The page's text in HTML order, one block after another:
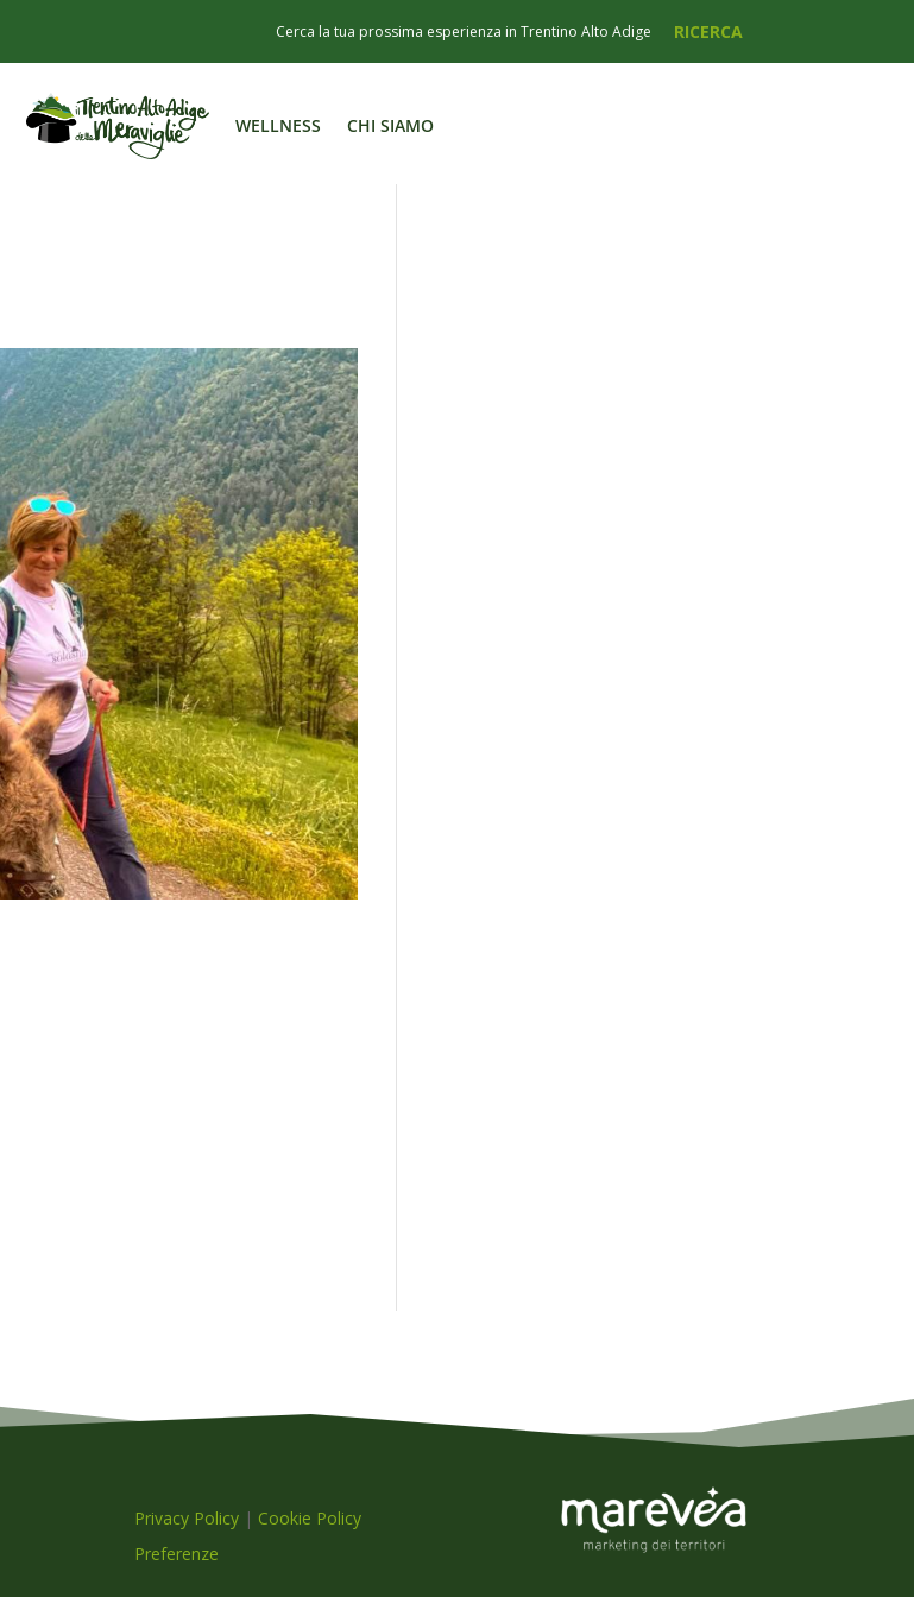
WELLNESS CHI SIAMO
Privacy Policy | Cookie Policy
Preferenze